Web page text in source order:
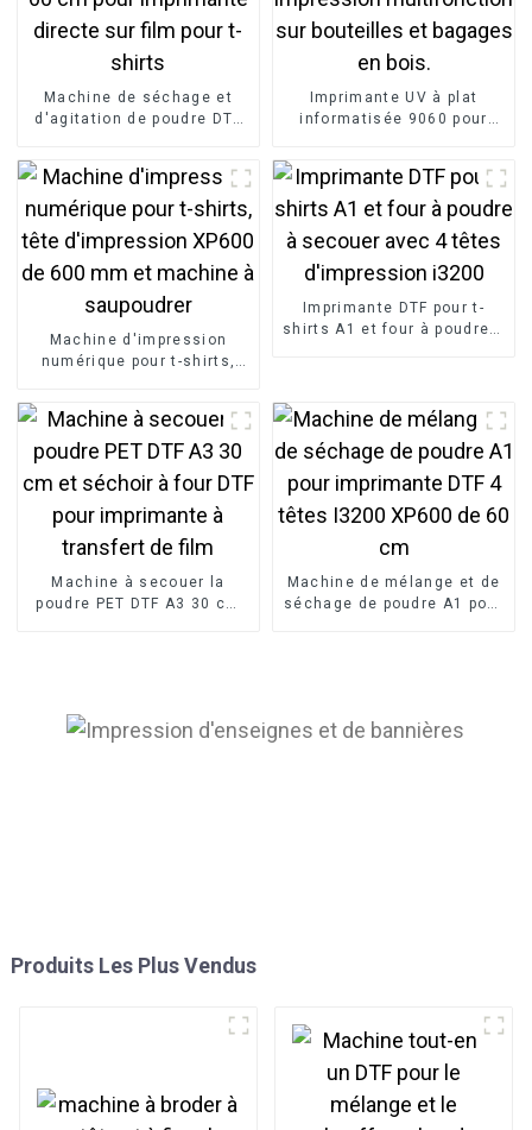
Machine de séchage et
d'agitation de poudre DTF
shirts
Imprimante UV à plat
informatisée 9060 pour
sur bouteilles et bagages
en bois.
Machine d'impression
numérique pour t-shirts,
saupoudrer
Imprimante DTF pour t-
shirts A1 et four à poudre à
Machine à secouer la
poudre PET DTF A3 30 cm
Machine de mélange et de
séchage de poudre A1 pour
Produits Les Plus Vendus